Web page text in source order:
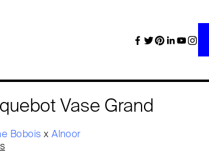
Vase Grand
BoboisxAlnoor